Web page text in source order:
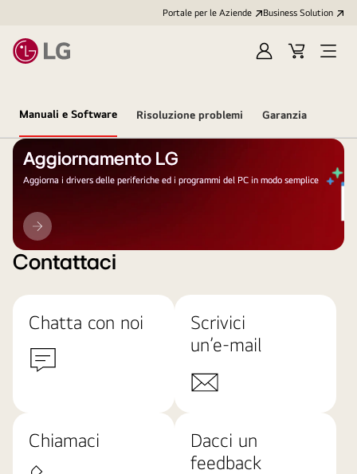
Portale per le Aziende Business Solution
AccediCart
Open
Manuali e Software Risoluzione problemi Garanzia
Aggiornamento LG
Aggiorna i drivers delle periferiche ed i programmi del PC in modo semplice
Aggiornamento
LG
Contattaci
Chatta con noi
Scrivici
un’e-mail
Chiamaci
Dacci un
feedback